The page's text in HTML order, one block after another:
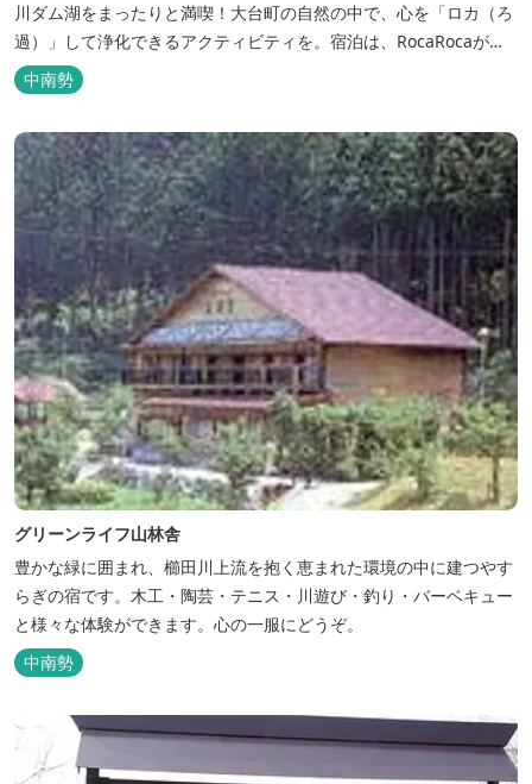
川ダム湖をまったりと満喫！大台町の自然の中で、心を「ロカ（ろ
過）」して浄化できるアクティビティを。宿泊は、RocaRocaが運
営する「キャンプスタイルの宿やまがら」へ！
中南勢
グリーンライフ山林舎
豊かな緑に囲まれ、櫛田川上流を抱く恵まれた環境の中に建つやす
らぎの宿です。木工・陶芸・テニス・川遊び・釣り・バーベキュー
と様々な体験ができます。心の一服にどうぞ。
中南勢